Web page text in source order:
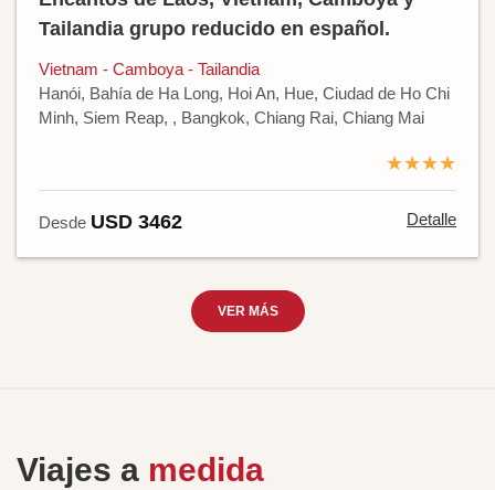
Tailandia grupo reducido en español.
Vietnam - Camboya - Tailandia
Hanói, Bahía de Ha Long, Hoi An, Hue, Ciudad de Ho Chi
Minh, Siem Reap, , Bangkok, Chiang Rai, Chiang Mai
★★★★
Desde USD 3462 Detalle
VER MÁS
Viajes a medida